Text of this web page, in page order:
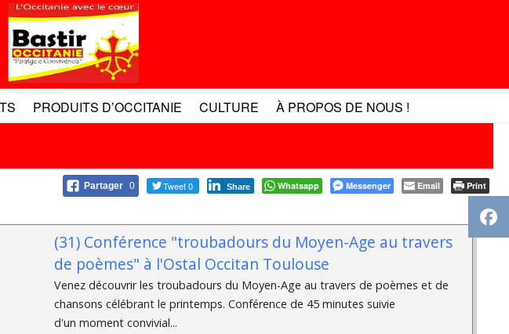
PRODUITS D’OCCITANIE CULTURE À PROPOS DE NOUS !
Partager 0 Tweet 0 Share Whatsapp Messenger Email Print
(31) Conférence "troubadours du Moyen-Age au travers
de poèmes" à l'Ostal Occitan Toulouse
Venez découvrir les troubadours du Moyen-Age au travers de poèmes et de
chansons célébrant le printemps. Conférence de 45 minutes suivie
d'un moment convivial...